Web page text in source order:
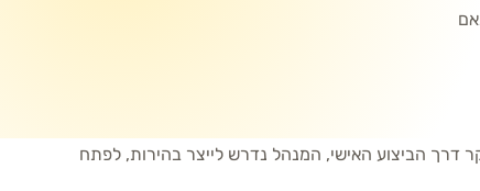
בהתאם
דרך הביצוע האישי, המנהל נדרש לייצר בהירות, לפתח